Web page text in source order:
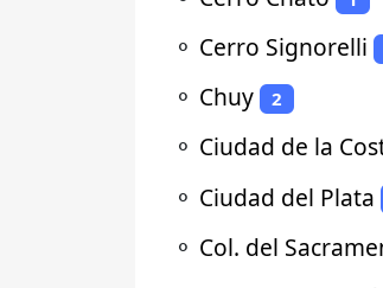
⚬ Cerro Signorelli
⚬ Chuy 2
⚬ Ciudad de la
⚬ Ciudad del Plata
⚬ Col. del